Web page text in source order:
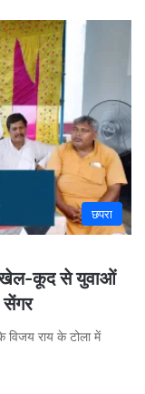
छपरा
खेल-कूद से युवाओं
सेंगर
विजय राय के टोला में